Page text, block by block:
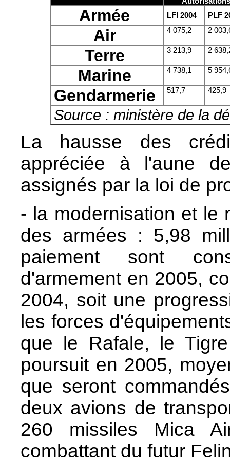
Armée LFI 2004 PLF
Air 4 075,2 2
Terre 3 213,9 2
Marine 4 738,1 5
Gendarmerie 517,7 425,9
Source : ministère de la
La hausse des
appréciée à l'aune
assignés par la loi de
- la modernisation et le
des armées : 5,98
paiement sont
d'armement en 2005,
2004, soit une
les forces
que le Rafale, le
poursuit en 2005,
que seront
deux avions de
260 missiles Mica
combattant du futur